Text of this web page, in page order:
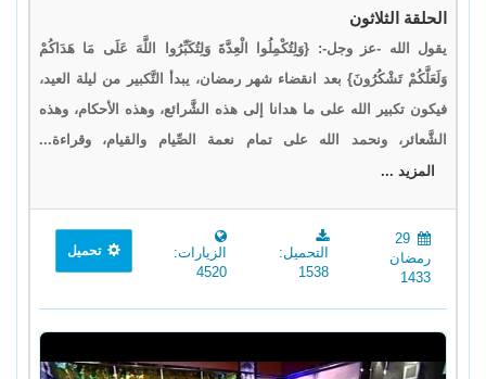
الحلقة الثلاثون
يقول الله -عز وجل-: {وَلِتُكْمِلُوا الْعِدَّةَ وَلِتُكَبِّرُوا اللَّهَ عَلَى مَا هَدَاكُمْ
وَلَعَلَّكُمْ تَشْكُرُونَ} بعد انقضاء شهر رمضان، يبدأ التَّكبير من ليلة العيد،
فيكون تكبير الله على ما هدانا إلى هذه الشَّرائع، وهذه الأحكام، وهذه
الشَّعائر، ونحمد الله على تمام نعمة الصِّيام والقيام، وقراءة...
المزيد ...
29
رمضان
1433
التحميل:
1538
الزيارات:
4520
تحميل